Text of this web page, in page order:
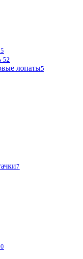
5
52
лопаты5
7
0